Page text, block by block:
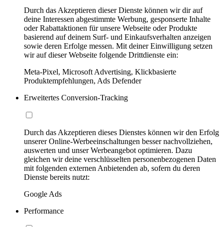
Durch das Akzeptieren dieser Dienste können wir dir auf
deine Interessen abgestimmte Werbung, gesponserte Inhalte
oder Rabattaktionen für unsere Webseite oder Produkte
basierend auf deinem Surf- und Einkaufsverhalten anzeigen
sowie deren Erfolge messen. Mit deiner Einwilligung setzen
wir auf dieser Webseite folgende Drittdienste ein:
Meta-Pixel, Microsoft Advertising, Klickbasierte
Produktempfehlungen, Ads Defender
Erweitertes Conversion-Tracking
Durch das Akzeptieren dieses Dienstes können wir den Erfolg
unserer Online-Werbeeinschaltungen besser nachvollziehen,
auswerten und unser Werbeangebot optimieren. Dazu
gleichen wir deine verschlüsselten personenbezogenen Daten
mit folgenden externen Anbietenden ab, sofern du deren
Dienste bereits nutzt:
Google Ads
Performance